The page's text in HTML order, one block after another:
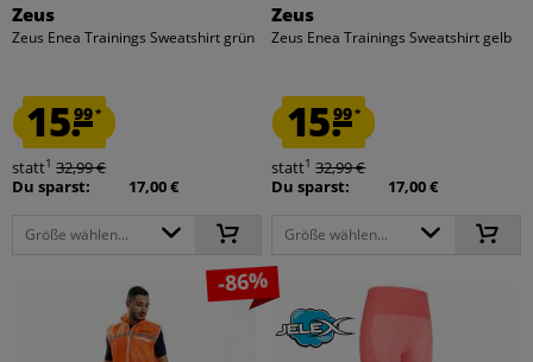
Zeus
Zeus Enea Trainings Sweatshirt grün
15.99*
statt1 32,99 €
Du sparst:
17,00 €
Größe wählen...
Zeus
Zeus Enea Trainings Sweatshirt gelb
15.99*
statt1 32,99 €
Du sparst:
17,00 €
Größe wählen...
-86%